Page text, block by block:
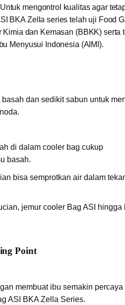
mengontrol kualitas agar
BKA Zella series telah uji Food
dan Kemasan (BBKK) serta
Menyusui Indonesia (AIMI).
dan sedikit sabun untuk
di dalam cooler bag cukup
basah.
bisa semprotkan air dalam
jemur cooler Bag ASI hingga
Point
membuat ibu semakin percaya
ASI BKA Zella Series.